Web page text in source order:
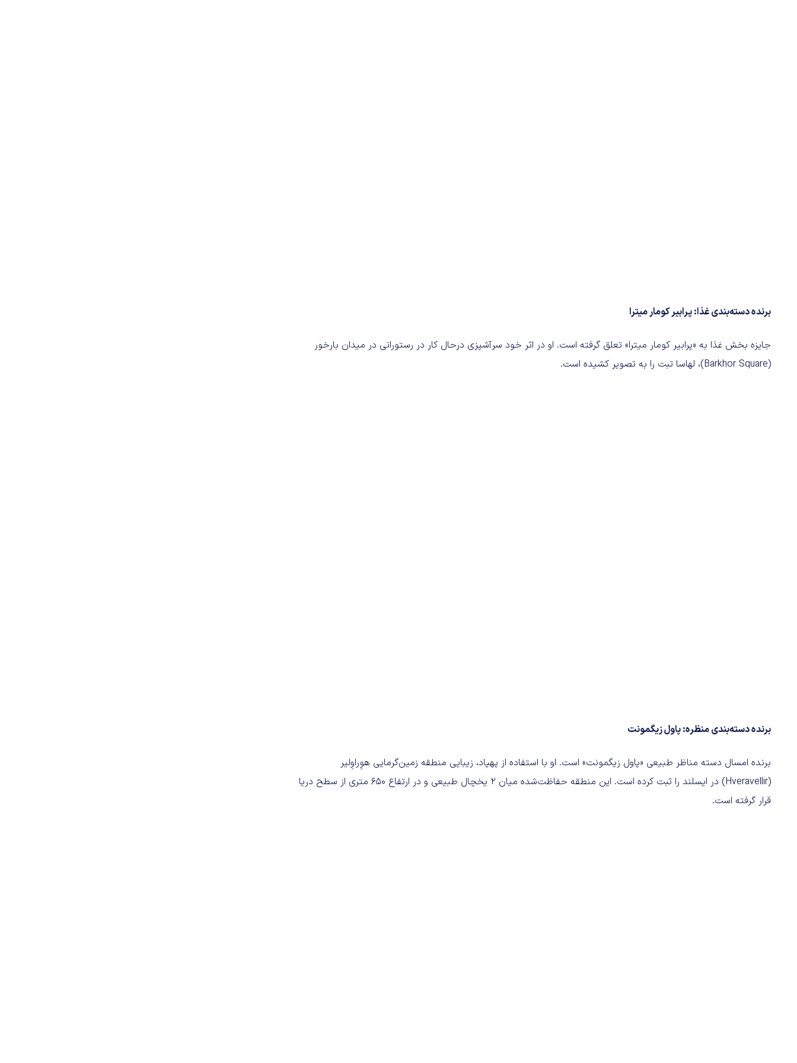
برنده دسته‌بندی غذا: پرا‌بیر کومار میترا
جایزه بخش غذا به «پرا‌بیر کومار میترا» تعلق گرفته است. او در اثر خود سرآشپزی درحال کار در رستورانی در میدان بارخور
(Barkhor Square)، لهاسا تبت را به تصویر کشیده است.
برنده دسته‌بندی منظره: پاول زیگمونت
برنده امسال دسته مناظر طبیعی «پاول زیگمونت» است. او با استفاده از پهپاد، زیبایی منطقه زمین‌گرمایی هوِراوِلیر
(Hveravellir) در ایسلند را ثبت کرده است. این منطقه حفاظت‌شده میان 2 یخچال طبیعی و در ارتفاع ۶۵۰ متری از سطح دریا
قرار گرفته است.